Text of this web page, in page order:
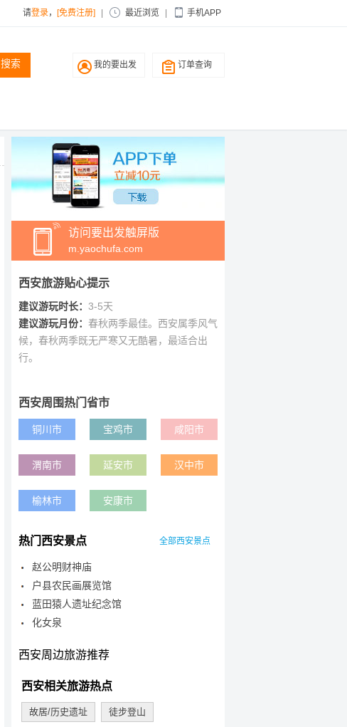
请登录， [免费注册] 最近浏览 手机APP
搜索 我的要出发 订单查询
访问要出发触屏版
m.yaochufa.com
西安旅游贴心提示
建议游玩时长： 3-5天
建议游玩月份： 春秋两季最佳。西安属季风气
候，春秋两季既无严寒又无酷暑，最适合出
行。
西安周围热门省市
铜川市 宝鸡市 咸阳市
渭南市 延安市 汉中市
榆林市 安康市
热门西安景点 全部西安景点
赵公明财神庙
户县农民画展览馆
蓝田猿人遗址纪念馆
化女泉
西安周边旅游推荐
西安相关旅游热点
故居/历史遗址 徒步登山